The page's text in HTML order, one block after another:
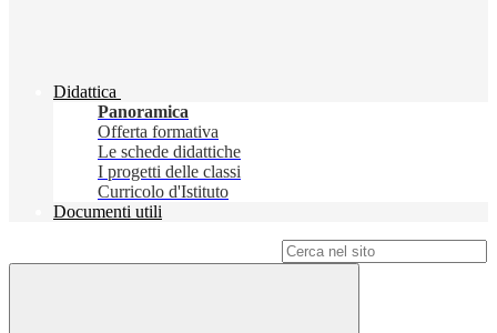
Didattica
Panoramica
Offerta formativa
Le schede didattiche
I progetti delle classi
Curricolo d'Istituto
Documenti utili